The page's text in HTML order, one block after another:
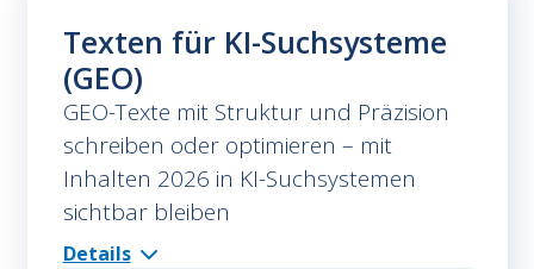
Texten für KI-Suchsysteme
(GEO)
GEO-Texte mit Struktur und Präzision
schreiben oder optimieren – mit
Inhalten 2026 in KI-Suchsystemen
sichtbar bleiben
Details